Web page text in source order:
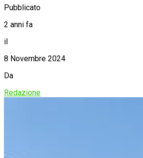
Pubblicato
2 anni fa
il
8 Novembre 2024
Da
Redazione